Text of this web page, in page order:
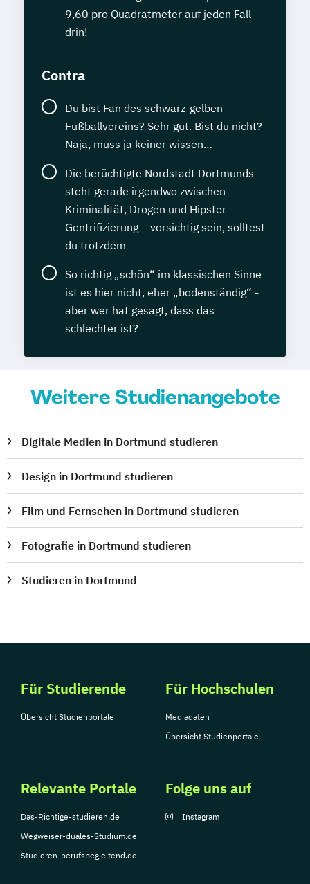
9,60 pro Quadratmeter auf jeden Fall
drin!
Contra
Du bist Fan des schwarz-gelben
Fußballvereins? Sehr gut. Bist du nicht?
Naja, muss ja keiner wissen…
Die berüchtigte Nordstadt Dortmunds
steht gerade irgendwo zwischen
Kriminalität, Drogen und Hipster-
Gentrifizierung – vorsichtig sein, solltest
du trotzdem
So richtig „schön“ im klassischen Sinne
ist es hier nicht, eher „bodenständig“ -
aber wer hat gesagt, dass das
schlechter ist?
Weitere Studienangebote
Digitale Medien in Dortmund studieren
Design in Dortmund studieren
Film und Fernsehen in Dortmund studieren
Fotografie in Dortmund studieren
Studieren in Dortmund
Für Studierende
Übersicht Studienportale
Für Hochschulen
Mediadaten
Übersicht Studienportale
Relevante Portale
Das-Richtige-studieren.de
Wegweiser-duales-Studium.de
Studieren-berufsbegleitend.de
Folge uns auf
Instagram